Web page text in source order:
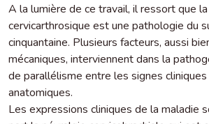
A la lumière de ce travail, il ressort que
cervicarthrosique est une pathologie du
cinquantaine. Plusieurs facteurs, aussi
mécaniques, interviennent dans la
de parallélisme entre les signes
anatomiques.
Les expressions cliniques de la maladie